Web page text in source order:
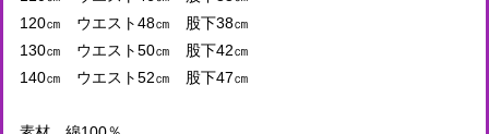
120㎝ ウエスト48㎝ 股下38㎝
130㎝ ウエスト50㎝ 股下42㎝
140㎝ ウエスト52㎝ 股下47㎝